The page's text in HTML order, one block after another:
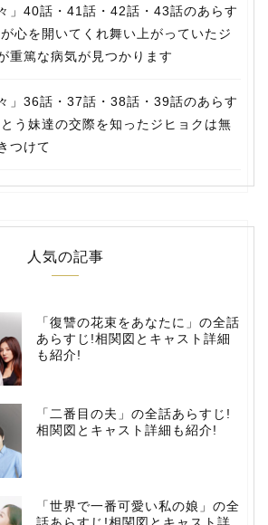
」40話・41話・42話・43話のあらす
心を開いてくれ舞い上がっていたジ
重篤な病気が見つかります
」36話・37話・38話・39話のあらす
う妹達の交際を知ったジヒョクは無
つけて
人気の記事
「復讐の花束をあなたに」の全話
あらすじ!相関図とキャスト詳細
も紹介!
「二番目の夫」の全話あらすじ!
相関図とキャスト詳細も紹介!
「世界で一番可愛い私の娘」の全